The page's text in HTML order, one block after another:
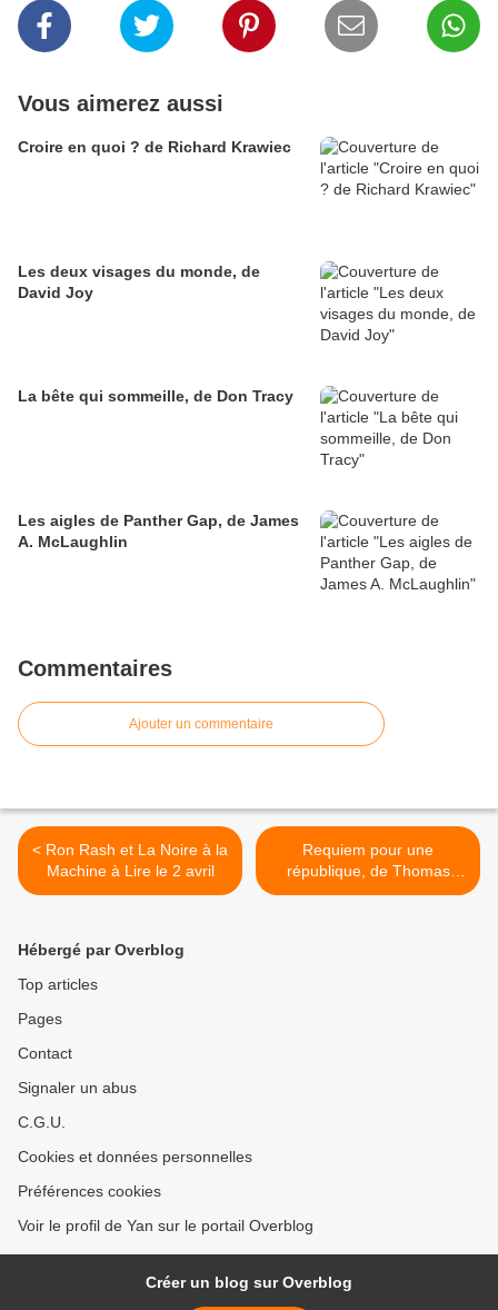
Vous aimerez aussi
Croire en quoi ? de Richard Krawiec
Les deux visages du monde, de
David Joy
La bête qui sommeille, de Don Tracy
Les aigles de Panther Gap, de James
A. McLaughlin
Commentaires
Ajouter un commentaire
< Ron Rash et La Noire à la
Machine à Lire le 2 avril
Requiem pour une
république, de Thomas
Cantaloube >
Hébergé par Overblog
Top articles
Pages
Contact
Signaler un abus
C.G.U.
Cookies et données personnelles
Préférences cookies
Voir le profil de Yan sur le portail Overblog
Créer un blog sur Overblog